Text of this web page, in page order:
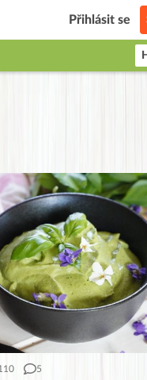
Přihlásit se
5